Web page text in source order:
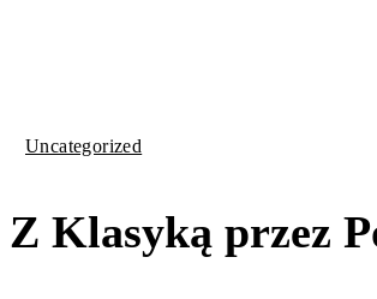
Uncategorized
Z Klasyką przez